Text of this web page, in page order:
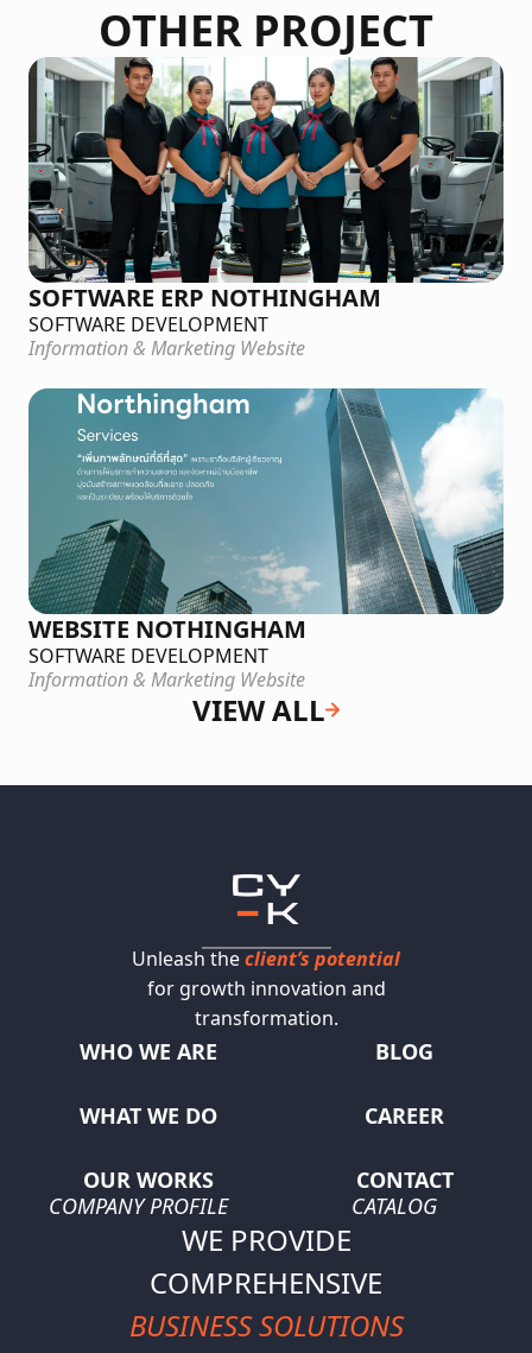
COMPANY PROFILE
OTHER PROJECT
SOFTWARE ERP NOTHINGHAM
SOFTWARE DEVELOPMENT
Information & Marketing Website
WEBSITE NOTHINGHAM
SOFTWARE DEVELOPMENT
Information & Marketing Website
VIEW ALL
Unleash theclient’s potential
for growth innovation and
transformation.
WHO WE ARE
WHAT WE DO
OUR WORKS
BLOG
CAREER
CONTACT
COMPANY PROFILE
CATALOG
WE PROVIDE
COMPREHENSIVE
BUSINESS SOLUTIONS